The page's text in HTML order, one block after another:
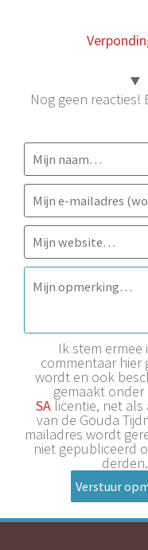
Nog geen reacties!
Ik stem ermee
commentaar hier
wordt en ook
gemaakt onder
SAlicentie, net als
van de Gouda
mailadres wordt
niet gepubliceerd
Verstuur